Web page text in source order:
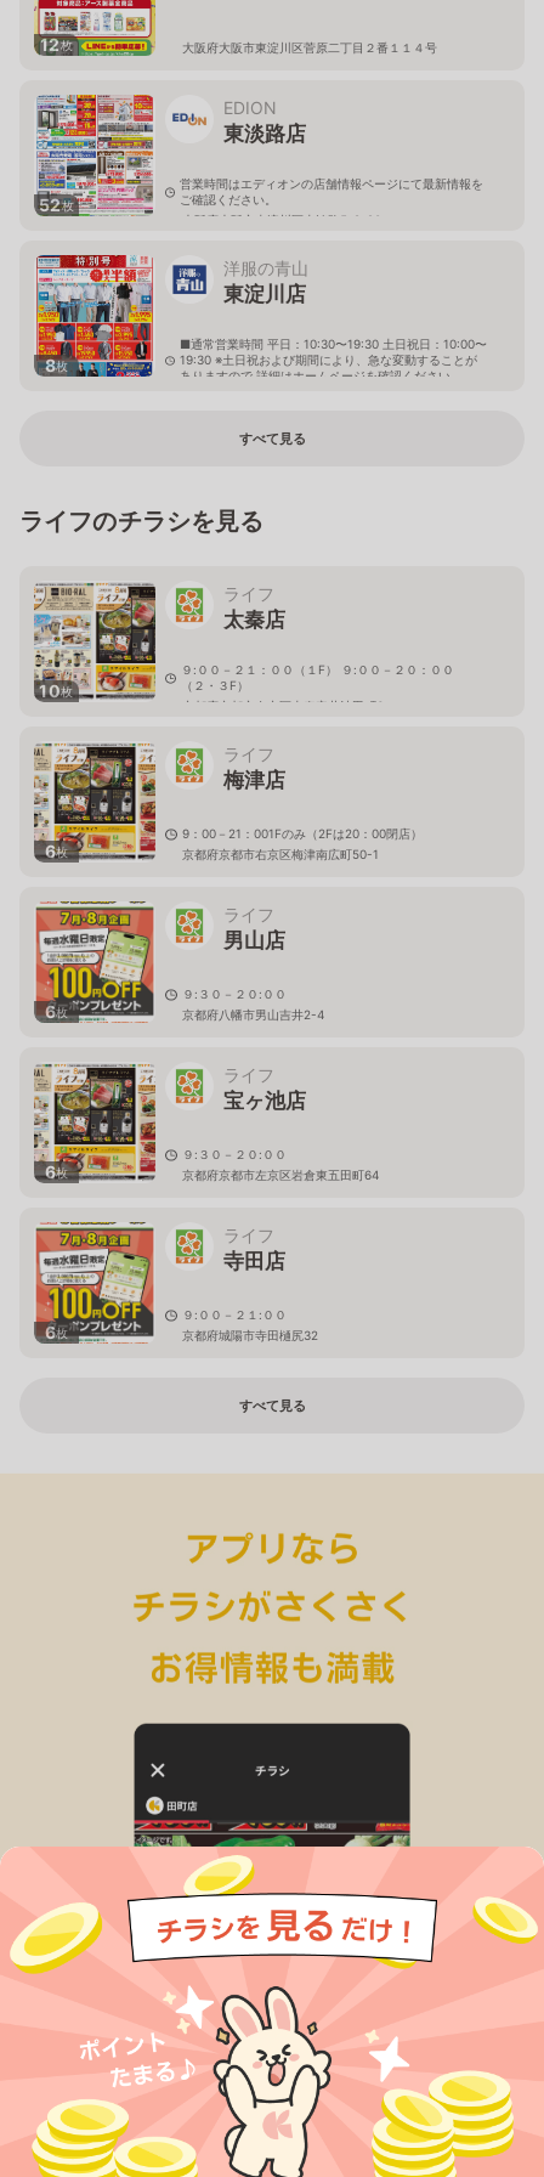
12枚 大阪府大阪市東淀川区菅原二丁目２番１１４号
52枚
EDION
東淡路店
営業時間はエディオンの店舗情報ページにて最新情報を
ご確認ください。
大阪府大阪市東淀川区東淡路5-8-20
8枚
洋服の青山
東淀川店
■通常営業時間 平日：10:30〜19:30 土日祝日：10:00〜
19:30 ※土日祝および期間により、急な変動することが
ありますので 詳細はホームページを確認ください
すべて見る
ライフのチラシを見る
10枚
ライフ
太秦店
９:００－２１：００（１F） ９:００－２０：００
（２・３F）
京都府京都市右京区太秦安井池田町6
6枚
ライフ
梅津店
9：00－21：001Fのみ（2Fは20：00閉店）
京都府京都市右京区梅津南広町50-1
6枚
ライフ
男山店
９:３０－２０:００
京都府八幡市男山吉井2-4
6枚
ライフ
宝ヶ池店
９:３０－２０:００
京都府京都市左京区岩倉東五田町64
6枚
ライフ
寺田店
９:００－２１:００
京都府城陽市寺田樋尻32
すべて見る